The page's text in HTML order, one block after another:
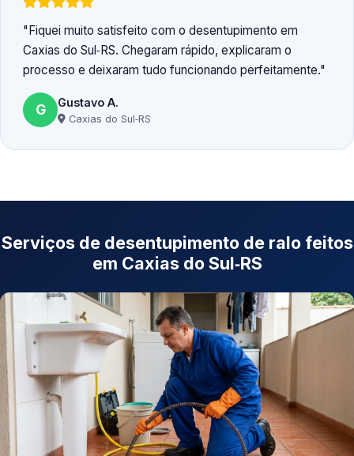
Fiquei muito satisfeito com o desentupimento em
Caxias do Sul‑RS. Chegaram rápido, explicaram o
processo e deixaram tudo funcionando perfeitamente.
G Gustavo A.
Caxias do Sul‑RS
Serviços de desentupimento de ralo feitos
em Caxias do Sul‑RS